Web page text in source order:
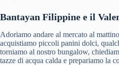
Bantayan Filippine e il
Adoriamo andare al mercato al
acquistiamo piccoli panini dolci,
torniamo al nostro bungalow,
tazze di acqua calda e prepariamo la